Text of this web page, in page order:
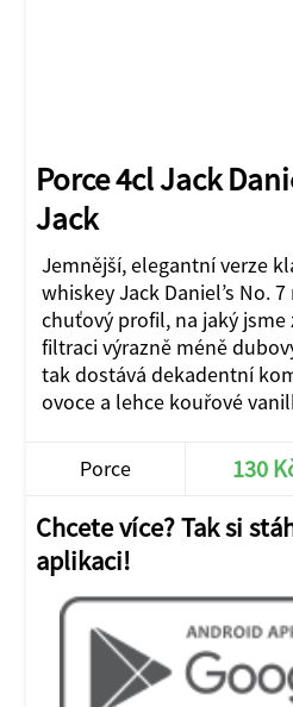
Porce 4cl Jack
Jack
Jemnější, elegantní verze
whiskey Jack Daniel’s No.
chuťový profil, na jaký
filtraci výrazně méně
tak dostává dekadentní
ovoce a lehce kouřové
Porce 130
Chcete více? Tak si
aplikaci!